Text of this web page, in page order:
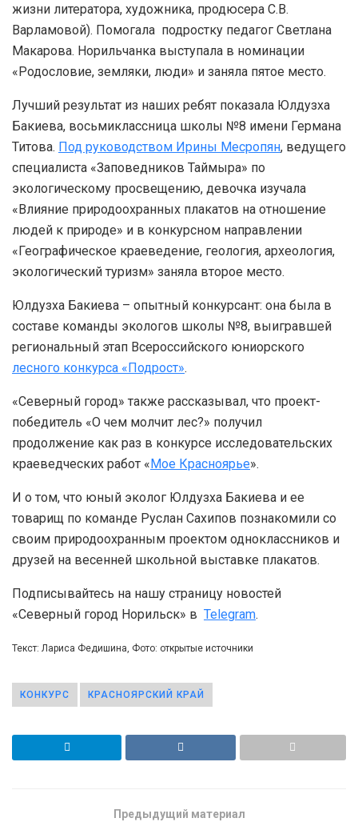
жизни литератора, художника, продюсера С.В.
Варламовой). Помогала подростку педагог Светлана
Макарова. Норильчанка выступала в номинации
«Родословие, земляки, люди» и заняла пятое место.
Лучший результат из наших ребят показала Юлдузха
Бакиева, восьмиклассница школы №8 имени Германа
Титова. Под руководством Ирины Месропян, ведущего
специалиста «Заповедников Таймыра» по
экологическому просвещению, девочка изучала
«Влияние природоохранных плакатов на отношение
людей к природе» и в конкурсном направлении
«Географическое краеведение, геология, археология,
экологический туризм» заняла второе место.
Юлдузха Бакиева – опытный конкурсант: она была в
составе команды экологов школы №8, выигравшей
региональный этап Всероссийского юниорского
лесного конкурса «Подрост».
«Северный город» также рассказывал, что проект-
победитель «О чем молчит лес?» получил
продолжение как раз в конкурсе исследовательских
краеведческих работ «Мое Красноярье».
И о том, что юный эколог Юлдузха Бакиева и ее
товарищ по команде Руслан Сахипов познакомили со
своим природоохранным проектом одноклассников и
друзей на весенней школьной выставке плакатов.
Подписывайтесь на нашу страницу новостей
«Северный город Норильск» в Telegram.
Текст: Лариса Федишина, Фото: открытые источники
КОНКУРС КРАСНОЯРСКИЙ КРАЙ
Предыдущий материал